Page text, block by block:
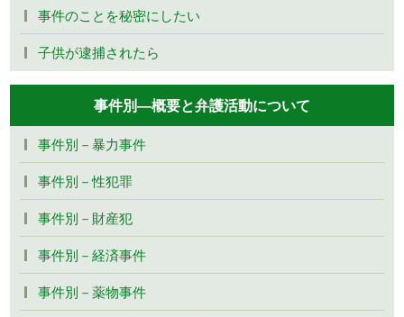
事件のことを秘密にしたい
子供が逮捕されたら
事件別―概要と弁護活動について
事件別－暴力事件
事件別－性犯罪
事件別－財産犯
事件別－経済事件
事件別－薬物事件